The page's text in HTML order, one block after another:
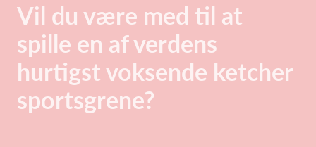
Vil du være med til at
spille en af verdens
hurtigst voksende ketcher
sportsgrene?